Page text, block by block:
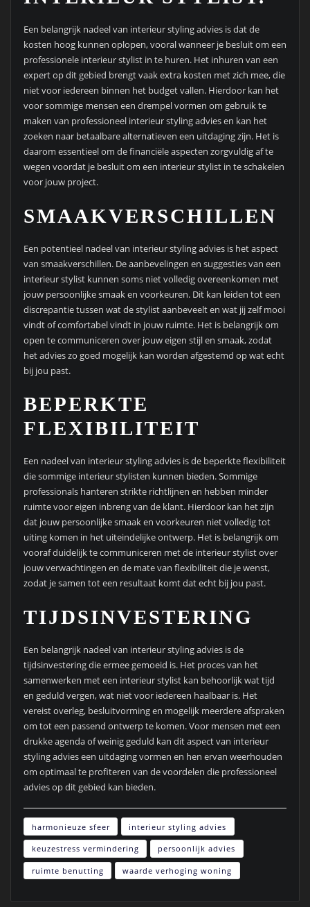
Een belangrijk nadeel van interieur styling advies is dat de
kosten hoog kunnen oplopen, vooral wanneer je besluit om een
professionele interieur stylist in te huren. Het inhuren van een
expert op dit gebied brengt vaak extra kosten met zich mee, die
niet voor iedereen binnen het budget vallen. Hierdoor kan het
voor sommige mensen een drempel vormen om gebruik te
maken van professioneel interieur styling advies en kan het
zoeken naar betaalbare alternatieven een uitdaging zijn. Het is
daarom essentieel om de financiële aspecten zorgvuldig af te
wegen voordat je besluit om een interieur stylist in te schakelen
voor jouw project.
SMAAKVERSCHILLEN
Een potentieel nadeel van interieur styling advies is het aspect
van smaakverschillen. De aanbevelingen en suggesties van een
interieur stylist kunnen soms niet volledig overeenkomen met
jouw persoonlijke smaak en voorkeuren. Dit kan leiden tot een
discrepantie tussen wat de stylist aanbeveelt en wat jij zelf mooi
vindt of comfortabel vindt in jouw ruimte. Het is belangrijk om
open te communiceren over jouw eigen stijl en smaak, zodat
het advies zo goed mogelijk kan worden afgestemd op wat echt
bij jou past.
BEPERKTE
FLEXIBILITEIT
Een nadeel van interieur styling advies is de beperkte flexibiliteit
die sommige interieur stylisten kunnen bieden. Sommige
professionals hanteren strikte richtlijnen en hebben minder
ruimte voor eigen inbreng van de klant. Hierdoor kan het zijn
dat jouw persoonlijke smaak en voorkeuren niet volledig tot
uiting komen in het uiteindelijke ontwerp. Het is belangrijk om
vooraf duidelijk te communiceren met de interieur stylist over
jouw verwachtingen en de mate van flexibiliteit die je wenst,
zodat je samen tot een resultaat komt dat echt bij jou past.
TIJDSINVESTERING
Een belangrijk nadeel van interieur styling advies is de
tijdsinvestering die ermee gemoeid is. Het proces van het
samenwerken met een interieur stylist kan behoorlijk wat tijd
en geduld vergen, wat niet voor iedereen haalbaar is. Het
vereist overleg, besluitvorming en mogelijk meerdere afspraken
om tot een passend ontwerp te komen. Voor mensen met een
drukke agenda of weinig geduld kan dit aspect van interieur
styling advies een uitdaging vormen en hen ervan weerhouden
om optimaal te profiteren van de voordelen die professioneel
advies op dit gebied kan bieden.
harmonieuze sfeer interieur styling advies
keuzestress vermindering persoonlijk advies
ruimte benutting waarde verhoging woning